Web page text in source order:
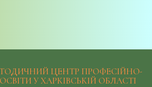
ЦЕНТР ПРОФЕСІЙНО-
У ХАРКІВСЬКІЙ ОБЛАСТІ